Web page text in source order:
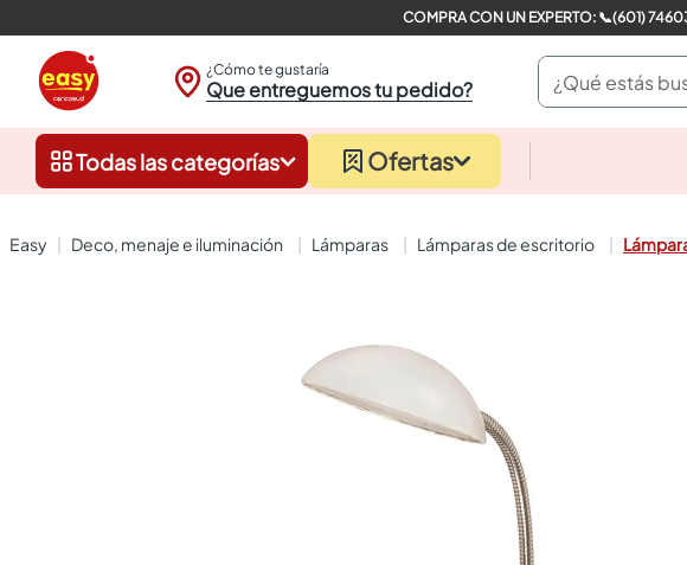
COMPRA CON UN EXPERTO:
¿Cómo te gustaría
Que entreguemos tu pedido?
¿Qué estás
Todas las categorías Ofertas
deco, menaje e iluminación lámparas lámparas de escritorio
closet
sanitarios